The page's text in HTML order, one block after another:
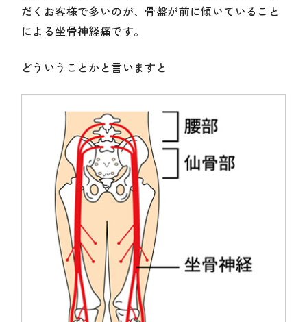
だくお客様で多いのが、骨盤が前に傾いていること
による坐骨神経痛です。
どういうことかと言いますと